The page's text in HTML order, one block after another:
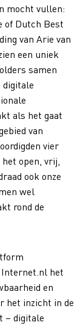
mocht vullen:
of Dutch Best
van Arie van
een uniek
samen
digitale
als het gaat
van
vier
open, vrij,
ook onze
wel
rond de
Internet.nl het
en
het inzicht in de
– digitale